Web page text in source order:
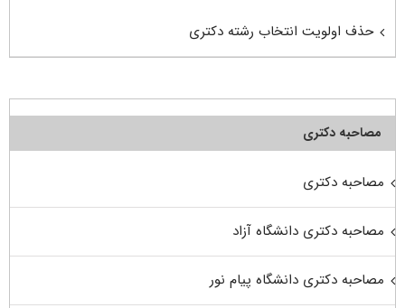
حذف اولویت انتخاب رشته دکتری
مصاحبه دکتری
مصاحبه دکتری
مصاحبه دکتری دانشگاه آزاد
مصاحبه دکتری دانشگاه پیام نور